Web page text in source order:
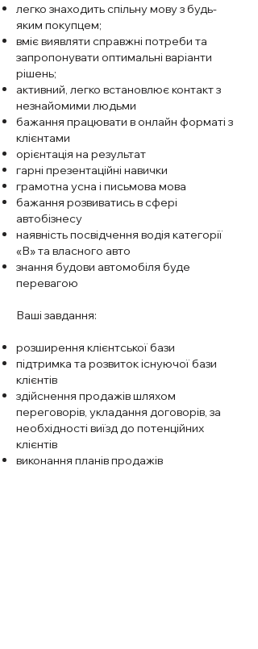
легко знаходить спільну мову з будь-
яким покупцем;
вміє виявляти справжні потреби та
запропонувати оптимальні варіанти
рішень;
активний, легко встановлює контакт з
незнайомими людьми
бажання працювати в онлайн форматі з
клієнтами
орієнтація на результат
гарні презентаційні навички
грамотна усна і письмова мова
бажання розвиватись в сфері
автобізнесу
наявність посвідчення водія категорії
«В» та власного авто
знання будови автомобіля буде
перевагою
Ваші завдання:
розширення клієнтської бази
підтримка та розвиток існуючої бази
клієнтів
здійснення продажів шляхом
переговорів, укладання договорів, за
необхідності виїзд до потенційних
клієнтів
виконання планів продажів